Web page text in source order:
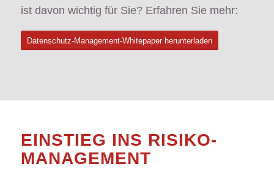
ist davon wichtig für Sie? Erfahren Sie mehr:
Datenschutz-Management-Whitepaper herunterladen
EINSTIEG INS RISIKO-
MANAGEMENT